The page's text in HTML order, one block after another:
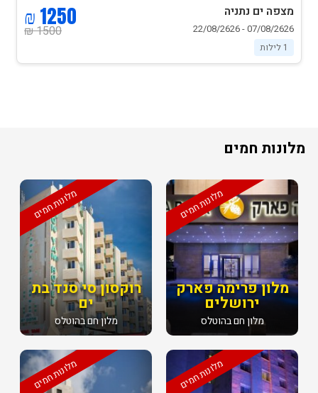
מצפה ים נתניה
07/08/2626 - 22/08/2626
1 לילות
1500 ₪
1250 ₪
מלונות חמים
מלונות חמים
רוקסון סי סנד בת
ים
מלון חם בהוטלס
מלונות חמים
מלון פרימה פארק
ירושלים
מלון חם בהוטלס
מלונות חמים מלונות חמים